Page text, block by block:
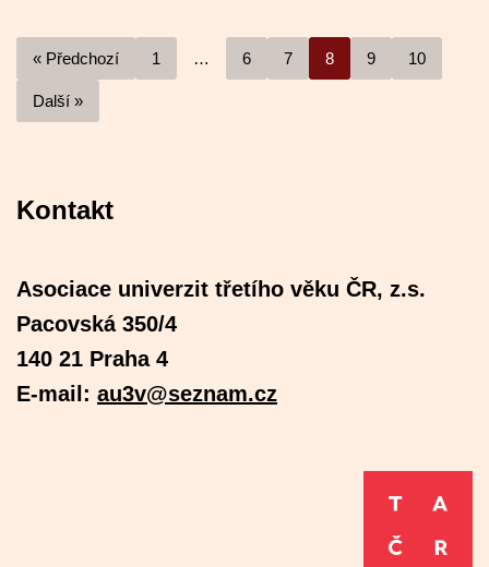
« Předchozí 1 … 6 7 8 9 10
Další »
Kontakt
Asociace univerzit třetího věku ČR, z.s.
Pacovská 350/4
140 21 Praha 4
E-mail: au3v@seznam.cz